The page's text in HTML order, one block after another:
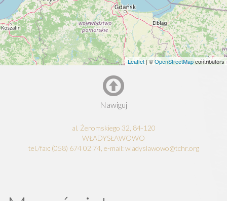
Leaflet | ©OpenStreetMapcontributors
Nawiguj
al. Żeromskiego 32, 84-120
WŁADYSŁAWOWO
tel./fax: (058) 674 02 74, e-mail: wladyslawowo@tchr.org